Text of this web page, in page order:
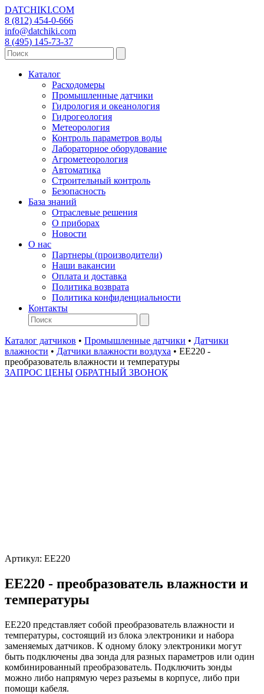
DATCHIKI.COM
8 (812) 454-0-666
info@datchiki.com
8 (495) 145-73-37
Каталог
Расходомеры
Промышленные датчики
Гидрология и океанология
Гидрогеология
Метеорология
Контроль параметров воды
Лабораторное оборудование
Агрометеорология
Автоматика
Строительный контроль
Безопасность
База знаний
Отраслевые решения
О приборах
Новости
О нас
Партнеры (производители)
Наши вакансии
Оплата и доставка
Политика возврата
Политика конфиденциальности
Контакты
Каталог датчиков • Промышленные датчики • Датчики
влажности • Датчики влажности воздуха • EE220 -
преобразователь влажности и температуры
ЗАПРОС ЦЕНЫ ОБРАТНЫЙ ЗВОНОК
Артикул: EE220
EE220 - преобразователь влажности и
температуры
EE220 представляет собой преобразователь влажности и
температуры, состоящий из блока электроники и набора
заменяемых датчиков. К одному блоку электроники могут
быть подключены два зонда для разных параметров или один
комбинированный преобразователь. Подключить зонды
можно либо напрямую через разъемы в корпусе, либо при
помощи кабеля.